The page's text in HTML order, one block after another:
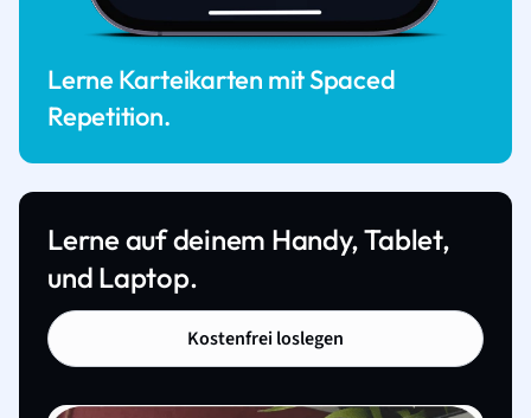
Lerne Karteikarten mit Spaced
Repetition.
Lerne auf deinem Handy, Tablet,
und Laptop.
Kostenfrei loslegen